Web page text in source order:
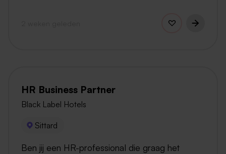
HR Business Partner
Black Label Hotels
Sittard
Ben jij een HR-professional die graag het